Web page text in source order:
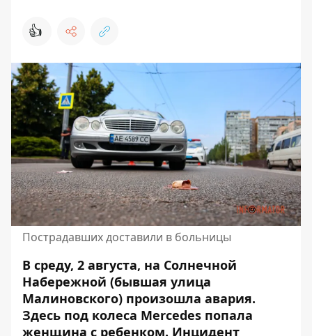
👍
Пострадавших доставили в больницы
В среду, 2 августа, на Солнечной
Набережной (бывшая улица
Малиновского) произошла авария.
Здесь под колеса Mercedes попала
женщина с ребенком. Инцидент